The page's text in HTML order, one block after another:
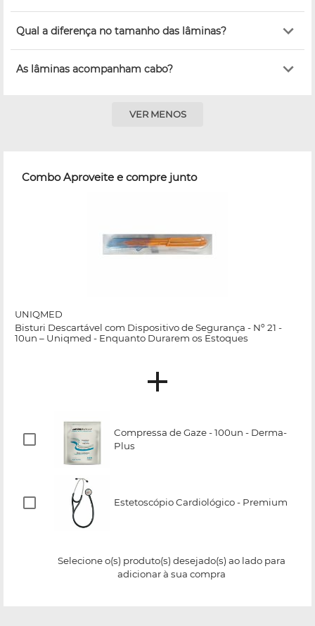
Qual a diferença no tamanho das lâminas?
As lâminas acompanham cabo?
VER MENOS
Combo Aproveite e compre junto
UNIQMED
Bisturi Descartável com Dispositivo de Segurança - Nº 21 -
10un – Uniqmed - Enquanto Durarem os Estoques
Compressa de Gaze - 100un - Derma-
Plus
Estetoscópio Cardiológico - Premium
Selecione o(s) produto(s) desejado(s) ao lado para
adicionar à sua compra